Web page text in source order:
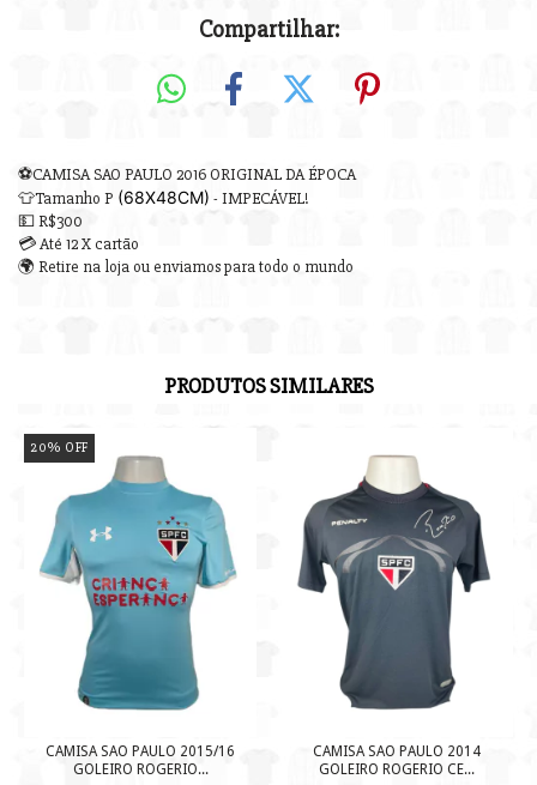
Compartilhar:
⚽CAMISA SAO PAULO 2016 ORIGINAL DA ÉPOCA
👕Tamanho P (68X48CM) - IMPECÁVEL!
💵 R$300
💳 Até 12 X cartão
🌍 Retire na loja ou enviamos para todo o mundo
PRODUTOS SIMILARES
20% OFF
CAMISA SAO PAULO 2015/16
GOLEIRO ROGERIO...
CAMISA SAO PAULO 2014
GOLEIRO ROGERIO CE...